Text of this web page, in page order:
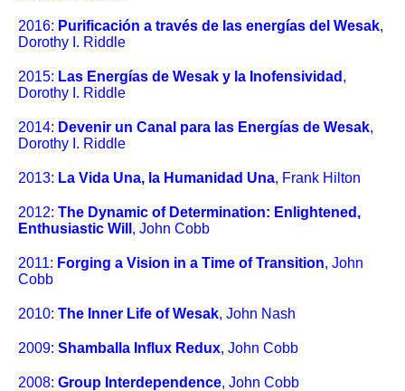
2016: Purificación a través de las energías del Wesak,
Dorothy I. Riddle
2015: Las Energías de Wesak y la Inofensividad ,
Dorothy I. Riddle
2014: Devenir un Canal para las Energías de Wesak,
Dorothy I. Riddle
2013: La Vida Una, la Humanidad Una, Frank Hilton
2012: The Dynamic of Determination: Enlightened,
Enthusiastic Will , John Cobb
2011: Forging a Vision in a Time of Transition, John
Cobb
2010: The Inner Life of Wesak, John Nash
2009: Shamballa Influx Redux, John Cobb
2008: Group Interdependence, John Cobb